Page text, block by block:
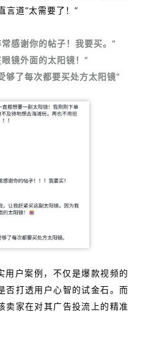
言道“太需要了 ！”
感谢你的帖子！我要买。”
镜外面的太阳镜！”
够了每次都要买处方太阳镜”
用户案例，不仅是爆款视频的
否打透用户心智的试金石。而
卖家在对其广告投流上的精准